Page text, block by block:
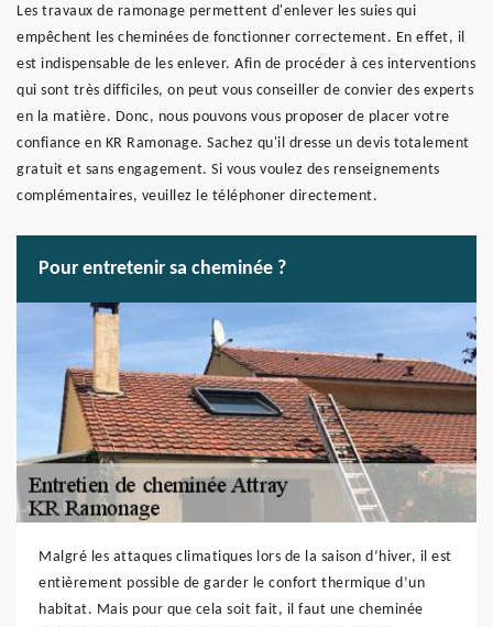
Les travaux de ramonage permettent d'enlever les suies qui
empêchent les cheminées de fonctionner correctement. En effet, il
est indispensable de les enlever. Afin de procéder à ces interventions
qui sont très difficiles, on peut vous conseiller de convier des experts
en la matière. Donc, nous pouvons vous proposer de placer votre
confiance en KR Ramonage. Sachez qu'il dresse un devis totalement
gratuit et sans engagement. Si vous voulez des renseignements
complémentaires, veuillez le téléphoner directement.
Pour entretenir sa cheminée ?
Malgré les attaques climatiques lors de la saison d’hiver, il est
entièrement possible de garder le confort thermique d’un
habitat. Mais pour que cela soit fait, il faut une cheminée